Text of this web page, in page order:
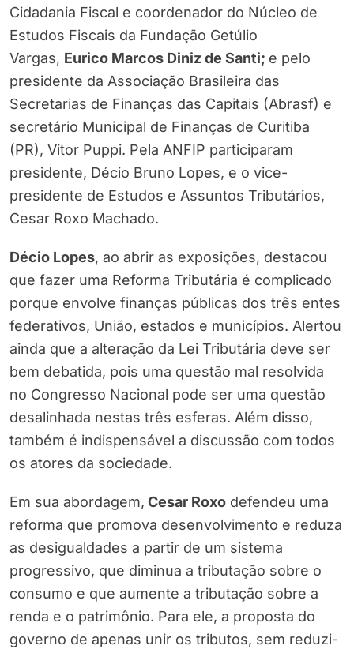
Cidadania Fiscal e coordenador do Núcleo de
Estudos Fiscais da Fundação Getúlio
Vargas, Eurico Marcos Diniz de Santi; e pelo
presidente da Associação Brasileira das
Secretarias de Finanças das Capitais (Abrasf) e
secretário Municipal de Finanças de Curitiba
(PR), Vitor Puppi. Pela ANFIP participaram
presidente, Décio Bruno Lopes, e o vice-
presidente de Estudos e Assuntos Tributários,
Cesar Roxo Machado.
Décio Lopes, ao abrir as exposições, destacou
que fazer uma Reforma Tributária é complicado
porque envolve finanças públicas dos três entes
federativos, União, estados e municípios. Alertou
ainda que a alteração da Lei Tributária deve ser
bem debatida, pois uma questão mal resolvida
no Congresso Nacional pode ser uma questão
desalinhada nestas três esferas. Além disso,
também é indispensável a discussão com todos
os atores da sociedade.
Em sua abordagem, Cesar Roxo defendeu uma
reforma que promova desenvolvimento e reduza
as desigualdades a partir de um sistema
progressivo, que diminua a tributação sobre o
consumo e que aumente a tributação sobre a
renda e o patrimônio. Para ele, a proposta do
governo de apenas unir os tributos, sem reduzi-